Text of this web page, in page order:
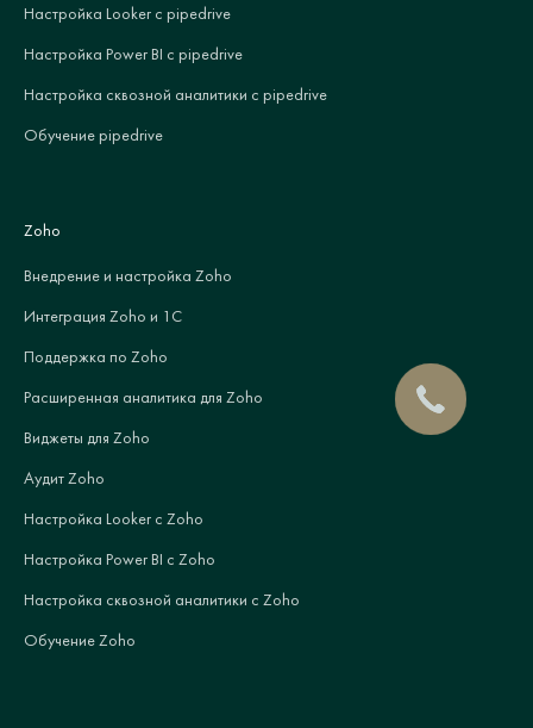
Настройка Looker с pipedrive
Настройка Power BI с pipedrive
Настройка сквозной аналитики с pipedrive
Обучение pipedrive
Zoho
Внедрение и настройка Zoho
Интеграция Zoho и 1С
Поддержка по Zoho
Расширенная аналитика для Zoho
Виджеты для Zoho
Аудит Zoho
Настройка Looker с Zoho
Настройка Power BI с Zoho
Настройка сквозной аналитики с Zoho
Обучение Zoho